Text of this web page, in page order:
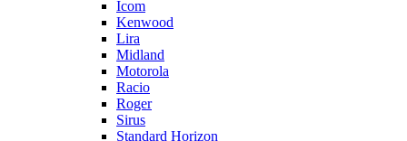
Icom
Kenwood
Lira
Midland
Motorola
Racio
Roger
Sirus
Standard Horizon